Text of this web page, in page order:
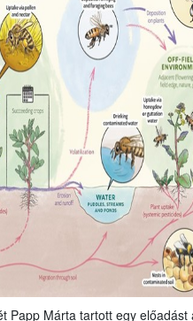
Papp Márta tartott egy előadást